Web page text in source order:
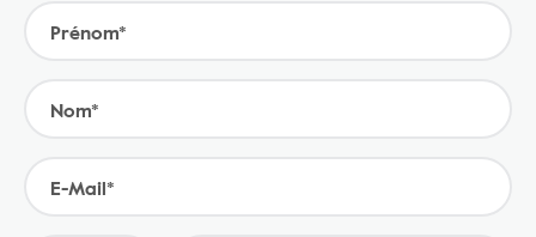
Prénom*
Nom*
E-Mail*